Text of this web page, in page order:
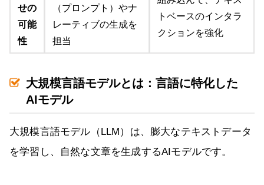
せの
可能
性
（プロンプト）やナ
レーティブの生成を
担当
トベースのインタラ
クションを強化
大規模言語モデルとは：言語に特化した
AIモデル
大規模言語モデル（LLM）は、膨大なテキストデータ
を学習し、自然な文章を生成するAIモデルです。